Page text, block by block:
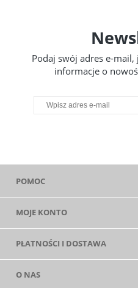
Podaj swój adres e-
informacje o
POMOC
MOJE KONTO
PŁATNOŚCI I DOSTAWA
O NAS